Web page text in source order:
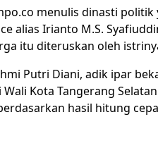
menulis dinasti
alias Irianto M.S.
itu diteruskan oleh
Putri Diani, adik ipar
Kota Tangerang
hasil hitung